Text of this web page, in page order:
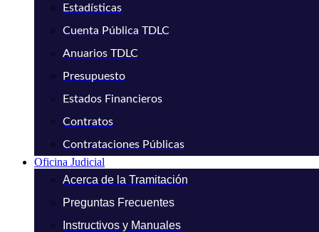
Estadísticas
Cuenta Pública TDLC
Anuarios TDLC
Presupuesto
Estados Financieros
Contratos
Contrataciones Públicas
Oficina Judicial
Acerca de la Tramitación
Preguntas Frecuentes
Instructivos y Manuales